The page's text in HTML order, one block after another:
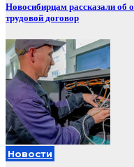
Новосибирцам рассказали об
трудовой договор
Новости